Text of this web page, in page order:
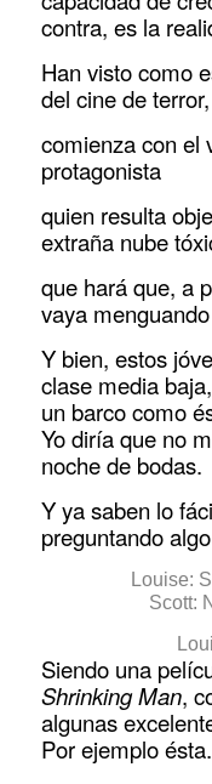
contra, es la
Han visto como
del cine de terror,
comienza con el
protagonista
quien resulta
extraña nube
que hará que, a
vaya
Y bien, estos
clase media
un barco como
Yo diría que no
noche de bodas.
Y ya saben lo
preguntando
Louise:
Scott:
Siendo una
Shrinking Man,
algunas
Por ejemplo ésta.